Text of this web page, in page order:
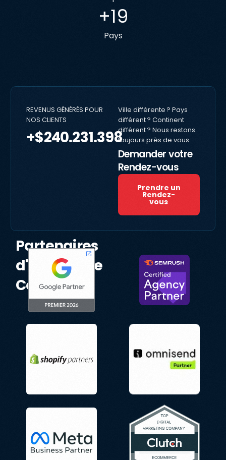
Pays
+20
Ville différente ? Pays
différent ? Continent
différent ? Nous restons
toujours près de vous.
Demander votre
Rendez-vous
Prendre un
Rendez-
vous
REVENUS GÉNÉRÉS POUR
NOS CLIENTS
+$240.231.398
Partenaires
d'Excellence
Certifiés